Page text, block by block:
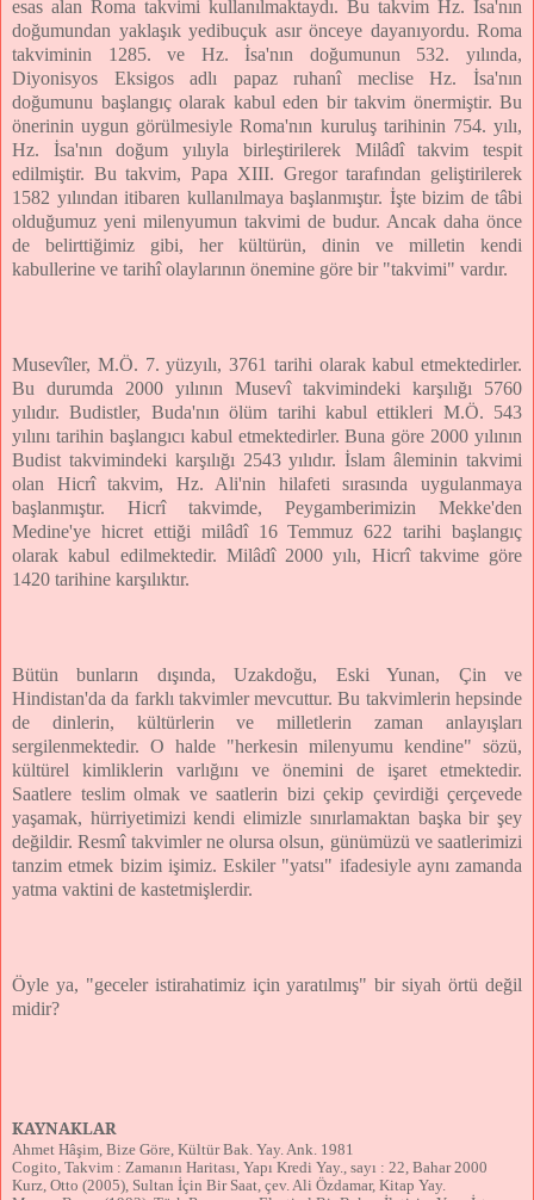
esas alan Roma takvimi kullanılmaktaydı. Bu takvim Hz. İsa'nın
doğumundan yaklaşık yedibuçuk asır önceye dayanıyordu. Roma
takviminin 1285. ve Hz. İsa'nın doğumunun 532. yılında,
Diyonisyos Eksigos adlı papaz ruhanî meclise Hz. İsa'nın
doğumunu başlangıç olarak kabul eden bir takvim önermiştir. Bu
önerinin uygun görülmesiyle Roma'nın kuruluş tarihinin 754. yılı,
Hz. İsa'nın doğum yılıyla birleştirilerek Milâdî takvim tespit
edilmiştir. Bu takvim, Papa XIII. Gregor tarafından geliştirilerek
1582 yılından itibaren kullanılmaya başlanmıştır. İşte bizim de tâbi
olduğumuz yeni milenyumun takvimi de budur. Ancak daha önce
de belirttiğimiz gibi, her kültürün, dinin ve milletin kendi
kabullerine ve tarihî olaylarının önemine göre bir "takvimi" vardır.
Musevîler, M.Ö. 7. yüzyılı, 3761 tarihi olarak kabul etmektedirler.
Bu durumda 2000 yılının Musevî takvimindeki karşılığı 5760
yılıdır. Budistler, Buda'nın ölüm tarihi kabul ettikleri M.Ö. 543
yılını tarihin başlangıcı kabul etmektedirler. Buna göre 2000 yılının
Budist takvimindeki karşılığı 2543 yılıdır. İslam âleminin takvimi
olan Hicrî takvim, Hz. Ali'nin hilafeti sırasında uygulanmaya
başlanmıştır. Hicrî takvimde, Peygamberimizin Mekke'den
Medine'ye hicret ettiği milâdî 16 Temmuz 622 tarihi başlangıç
olarak kabul edilmektedir. Milâdî 2000 yılı, Hicrî takvime göre
1420 tarihine karşılıktır.
Bütün bunların dışında, Uzakdoğu, Eski Yunan, Çin ve
Hindistan'da da farklı takvimler mevcuttur. Bu takvimlerin hepsinde
de dinlerin, kültürlerin ve milletlerin zaman anlayışları
sergilenmektedir. O halde "herkesin milenyumu kendine" sözü,
kültürel kimliklerin varlığını ve önemini de işaret etmektedir.
Saatlere teslim olmak ve saatlerin bizi çekip çevirdiği çerçevede
yaşamak, hürriyetimizi kendi elimizle sınırlamaktan başka bir şey
değildir. Resmî takvimler ne olursa olsun, günümüzü ve saatlerimizi
tanzim etmek bizim işimiz. Eskiler "yatsı" ifadesiyle aynı zamanda
yatma vaktini de kastetmişlerdir.
Öyle ya, "geceler istirahatimiz için yaratılmış" bir siyah örtü değil
midir?
KAYNAKLAR
Ahmet Hâşim, Bize Göre, Kültür Bak. Yay. Ank. 1981
Cogito, Takvim : Zamanın Haritası, Yapı Kredi Yay., sayı : 22, Bahar 2000
Kurz, Otto (2005), Sultan İçin Bir Saat, çev. Ali Özdamar, Kitap Yay.